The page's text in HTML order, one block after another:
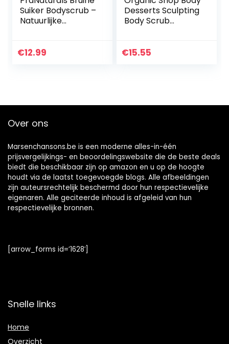
Suiker Bodyscrub –
Natuurlijke
Verwijdert
€12.99
Desserts Sculpting
Body Scrub
€15.55
Over ons
Marsenchansons.be is een moderne alles-in-één
prijsvergelijkings- en beoordelingswebsite die de beste deals
biedt die beschikbaar zijn op amazon en u op de hoogte
houdt via de laatst toegevoegde blogs. Alle afbeeldingen
zijn auteursrechtelijk beschermd door hun respectievelijke
eigenaren. Alle geciteerde inhoud is afgeleid van hun
respectievelijke bronnen.
[arrow_forms id=’1628′]
Snelle links
Home
Overzicht